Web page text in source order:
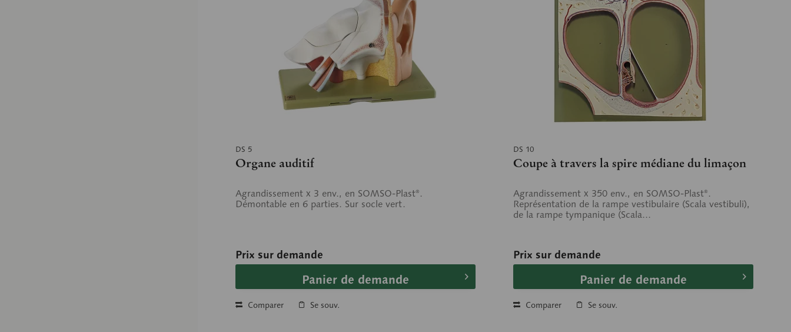
DS 5
Organe auditif
Agrandissement x 3 env., en SOMSO-Plast®.
Démontable en 6 parties. Sur socle vert.
Prix sur demande
Panier de demande
Comparer Se souv.
DS 10
Coupe à travers la spire médiane du limaçon
Agrandissement x 350 env., en SOMSO-Plast®.
Représentation de la rampe vestibulaire (Scala vestibuli),
de la rampe tympanique (Scala...
Prix sur demande
Panier de demande
Comparer Se souv.